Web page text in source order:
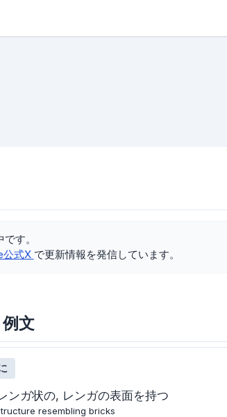
す。
公式X で更新情報を発信しています。
文
ンガ状の レンガの表面を持つ
resembling bricks